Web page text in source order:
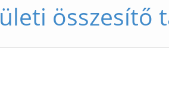
összesítő